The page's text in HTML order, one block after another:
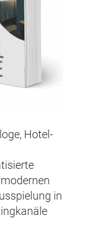
Hotel-
in